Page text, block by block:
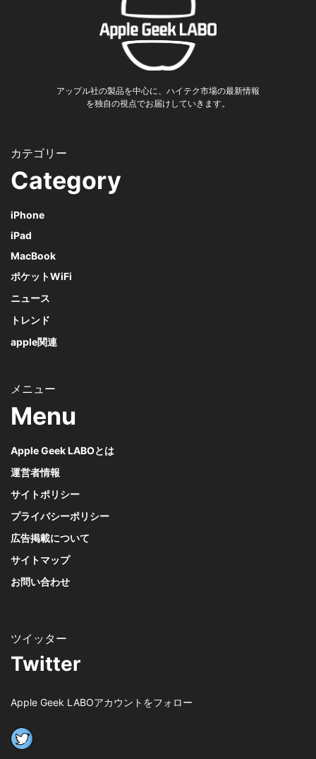
アップル社の製品を中心に、ハイテク市場の最新情報
を独自の視点でお届けしていきます。
Category
iPhone
iPad
MacBook
ポケットWiFi
ニュース
トレンド
apple関連
Menu
Apple Geek LABOとは
運営者情報
サイトポリシー
プライバシーポリシー
広告掲載について
サイトマップ
お問い合わせ
Twitter
Apple Geek LABOアカウントをフォロー